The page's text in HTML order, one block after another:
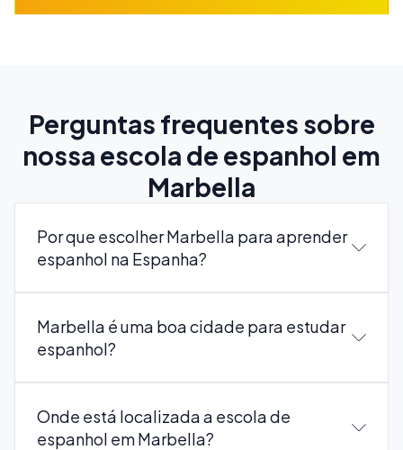
Perguntas frequentes sobre
nossa escola de espanhol em
Marbella
Por que escolher Marbella para aprender
espanhol na Espanha?
Marbella é uma boa cidade para estudar
espanhol?
Onde está localizada a escola de
espanhol em Marbella?